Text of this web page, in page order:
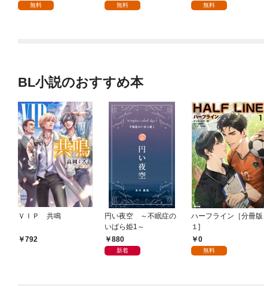
無料 無料 無料
BL小説のおすすめ本
ＶＩＰ 共鳴
792
円い夜空 ～不眠症の
いばら姫1～
880
新着
ハーフライン［分冊版
１]
0
無料